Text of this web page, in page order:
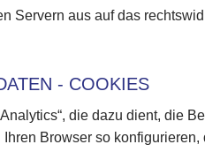
Servern aus auf das
- COOKIES
die dazu dient, die
Browser so